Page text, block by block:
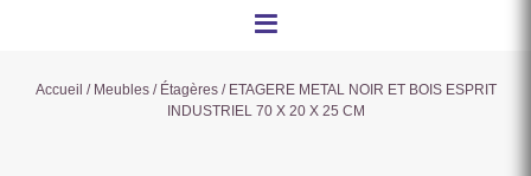
Accueil / Meubles/ Étagères/ ETAGERE METAL NOIR ET BOIS ESPRIT
INDUSTRIEL 70 X 20 X 25 CM